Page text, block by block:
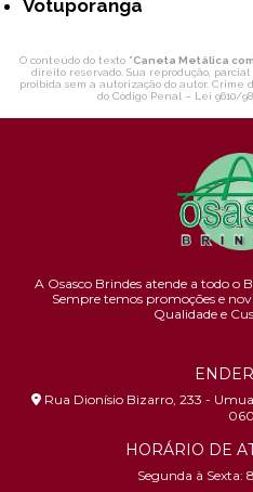
Votuporanga
O conteúdo do texto "Caneta Metálica
direito reservado. Sua reprodução,
proibida sem a autorização do autor. Crime
do Código Penal – Lei 9610/
A Osasco Brindes atende a todo o
Sempre temos promoções e
Qualidade e
Rua Dionísio Bizarro, 233 -
060
HORÁRIO DE
Segunda à Sexta: